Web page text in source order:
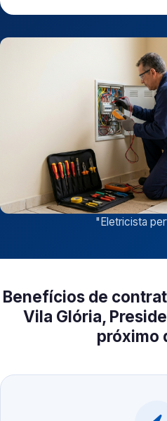
"Eletricista
Benefícios de
Vila Glória,
próximo